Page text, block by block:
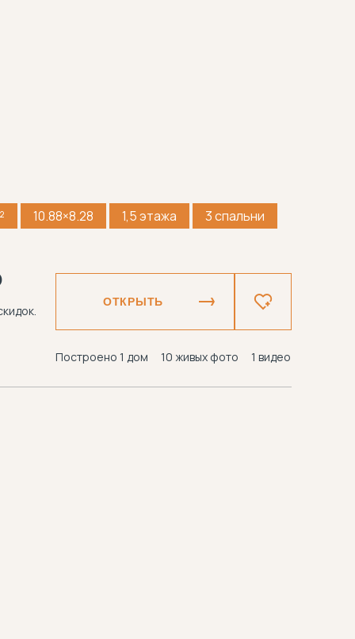
10.88×8.28 1,5 этажа 3 спальни
ОТКРЫТЬ
Построено 1 дом 10 живых фото 1 видео